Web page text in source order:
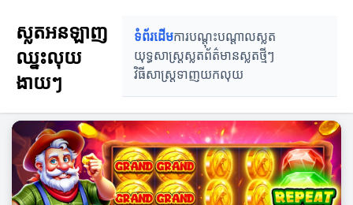
ស្លតអនឡាញ
ឈ្នះលុយ
ងាយៗ
ទំព័រដើមការបណ្តុះបណ្តាលស្លត
យុទ្ធសាស្ត្រស្លតព័ត៌មានស្លតថ្មីៗ
វិធីសាស្ត្រទាញយកលុយ